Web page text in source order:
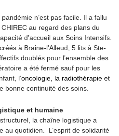
n’est pas facile. Il a fallu
au regard des plans du
d’accueil aux Soins Intensifs.
à Braine-l’Alleud, 5 lits à Ste-
doublés pour l’ensemble des
a été fermé sauf pour les
l’oncologie, la radiothérapie et
bonne continuité des soins.
et humaine
la chaîne logistique a
au quotidien. L’esprit de solidarité